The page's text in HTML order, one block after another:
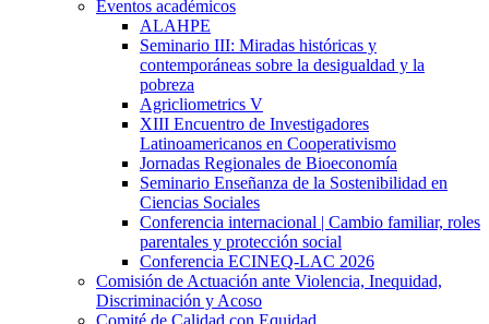
Eventos académicos
ALAHPE
Seminario III: Miradas históricas y
contemporáneas sobre la desigualdad y la
pobreza
Agricliometrics V
XIII Encuentro de Investigadores
Latinoamericanos en Cooperativismo
Jornadas Regionales de Bioeconomía
Seminario Enseñanza de la Sostenibilidad en
Ciencias Sociales
Conferencia internacional | Cambio familiar, roles
parentales y protección social
Conferencia ECINEQ-LAC 2026
Comisión de Actuación ante Violencia, Inequidad,
Discriminación y Acoso
Comité de Calidad con Equidad